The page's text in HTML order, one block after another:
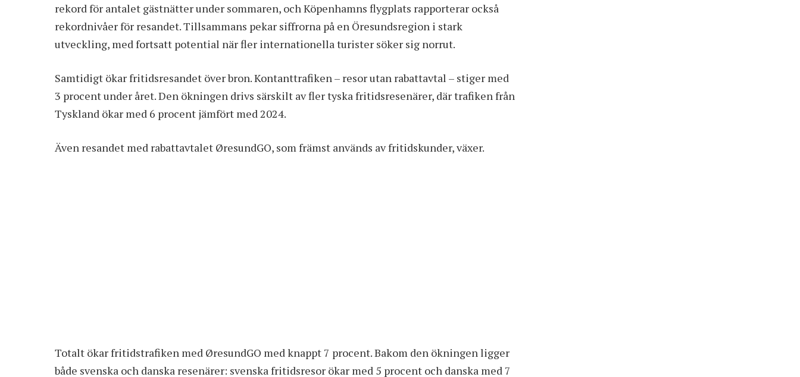
rekord för antalet gästnätter under sommaren, och Köpenhamns flygplats rapporterar också
rekordnivåer för resandet. Tillsammans pekar siffrorna på en Öresundsregion i stark
utveckling, med fortsatt potential när fler internationella turister söker sig norrut.
Samtidigt ökar fritidsresandet över bron. Kontanttrafiken – resor utan rabattavtal – stiger med
3 procent under året. Den ökningen drivs särskilt av fler tyska fritidsresenärer, där trafiken från
Tyskland ökar med 6 procent jämfört med 2024.
Även resandet med rabattavtalet ØresundGO, som främst används av fritidskunder, växer.
Totalt ökar fritidstrafiken med ØresundGO med knappt 7 procent. Bakom den ökningen ligger
både svenska och danska resenärer: svenska fritidsresor ökar med 5 procent och danska med 7